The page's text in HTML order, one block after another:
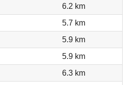
6.2 km
5.7 km
5.9 km
5.9 km
6.3 km